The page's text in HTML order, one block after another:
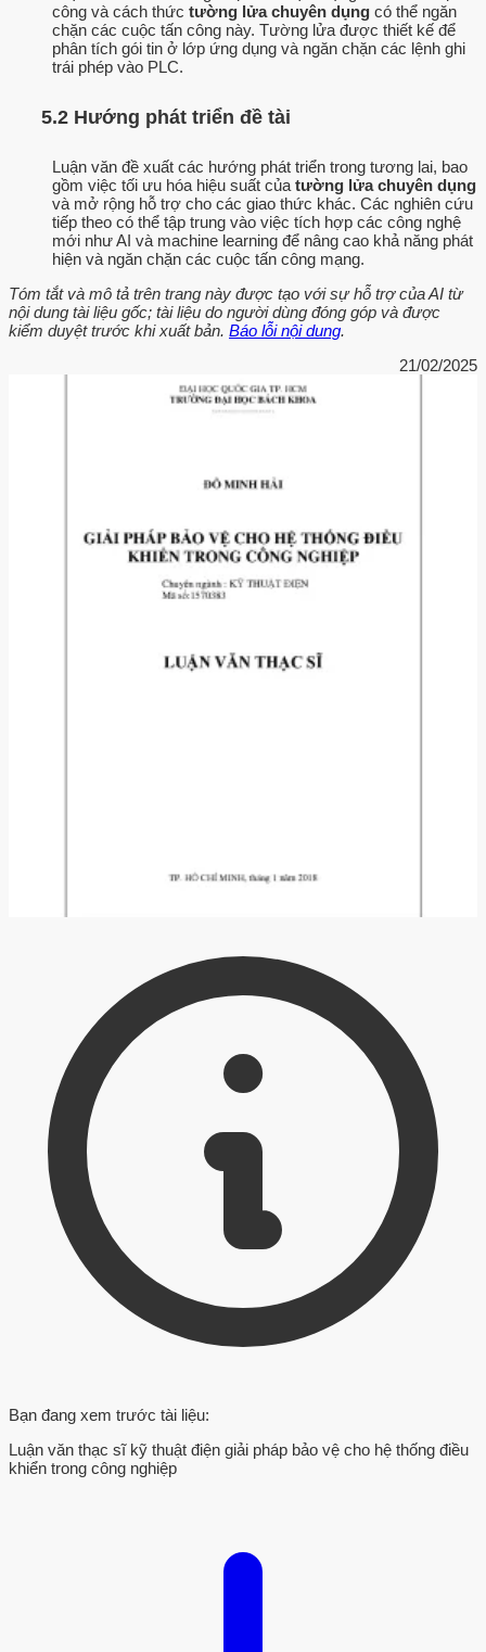
công và cách thức tường lửa chuyên dụng có thể ngăn
chặn các cuộc tấn công này. Tường lửa được thiết kế để
phân tích gói tin ở lớp ứng dụng và ngăn chặn các lệnh ghi
trái phép vào PLC.
5.2 Hướng phát triển đề tài
Luận văn đề xuất các hướng phát triển trong tương lai, bao
gồm việc tối ưu hóa hiệu suất của tường lửa chuyên dụng
và mở rộng hỗ trợ cho các giao thức khác. Các nghiên cứu
tiếp theo có thể tập trung vào việc tích hợp các công nghệ
mới như AI và machine learning để nâng cao khả năng phát
hiện và ngăn chặn các cuộc tấn công mạng.
Tóm tắt và mô tả trên trang này được tạo với sự hỗ trợ của AI từ
nội dung tài liệu gốc; tài liệu do người dùng đóng góp và được
kiểm duyệt trước khi xuất bản. Báo lỗi nội dung.
21/02/2025
Bạn đang xem trước tài liệu:
Luận văn thạc sĩ kỹ thuật điện giải pháp bảo vệ cho hệ thống điều
khiển trong công nghiệp